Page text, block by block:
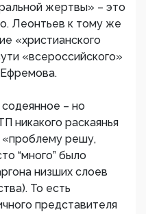
жертвы» – это
Леонтьев к тому же
«христианского
«всероссийского»
– но
никакого раскаянья
«проблему решу,
“много” было
низших слоев
То есть
представителя